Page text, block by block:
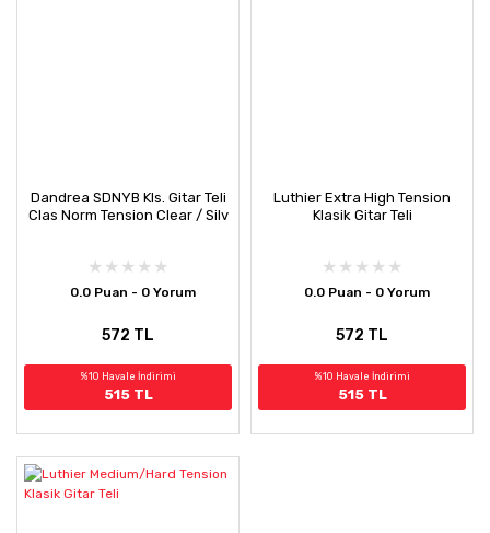
Dandrea SDNYB Kls. Gitar Teli
Clas Norm Tension Clear / Silv
0.0 Puan - 0 Yorum
572 TL
%10 Havale İndirimi
515 TL
Luthier Extra High Tension
Klasik Gitar Teli
0.0 Puan - 0 Yorum
572 TL
%10 Havale İndirimi
515 TL